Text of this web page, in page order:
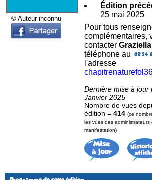
© Auteur inconnu
Édition
25 mai 2025
Pour tous
complémentaires,
contacter
téléphone au
l'adresse
Dernière mise à jour
Janvier 2025
Nombre de vues
édition = 414 (ce
les vues des administrateurs
manifestation)